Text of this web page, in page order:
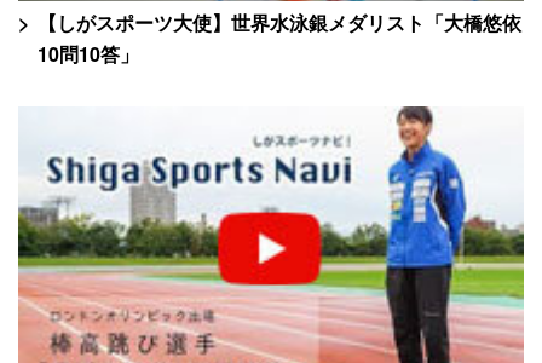
【しがスポーツ大使】世界水泳銀メダリスト「大橋悠依
10問10答」